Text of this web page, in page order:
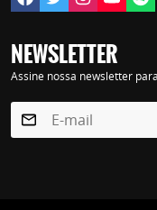
NEWSLETTER
Assine nossa newsletter